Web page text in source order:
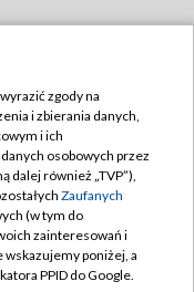
zgody na
i zbierania danych,
i ich
osobowych przez
dalej również „TVP”),
Zaufanych
(w tym do
zainteresowań i
poniżej, a
PPID do Google.